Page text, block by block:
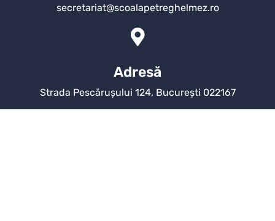
secretariat@scoalapetreghelmez.ro
Adresă
Strada Pescărușului 124, București 022167